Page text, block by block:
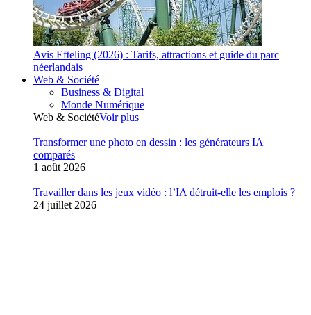
Avis Efteling (2026) : Tarifs, attractions et guide du parc
néerlandais
Web & Société
Business & Digital
Monde Numérique
Web & SociétéVoir plus
Transformer une photo en dessin : les générateurs IA
comparés
1 août 2026
Travailler dans les jeux vidéo : l’IA détruit-elle les emplois ?
24 juillet 2026